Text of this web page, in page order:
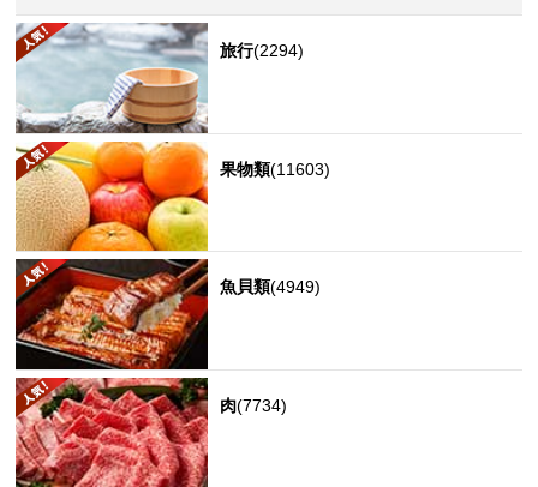
旅行(2294)
果物類(11603)
魚貝類(4949)
肉(7734)